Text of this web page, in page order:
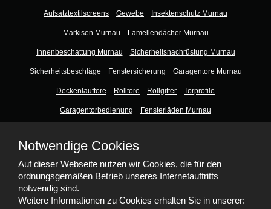
Aufsatztextilscreens Gewebe Insektenschutz Murnau
Markisen Murnau Lamellendächer Murnau
Innenbeschattung Murnau Sicherheitsnachrüstung Murnau
Sicherheitsbeschläge Fenstersicherung Garagentore Murnau
Deckenlauftore Rolltore Rollgitter Torprofile
Garagentorbedienung Fensterläden Murnau
Wohnungseingangstüren Murnau
Zusatzseite Murnau Schallschutz Murnau
Notwendige Cookies
Auf dieser Webseite nutzen wir Cookies, die für den
ordnungsgemäßen Betrieb unseres Internetauftritts
notwendig sind.
Weitere Informationen zu Cookies erhalten Sie in unserer: